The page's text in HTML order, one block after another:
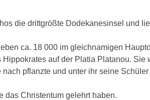
die drittgrößte Dodekanesinsel und
ca. 18 000 im gleichnamigen
auf der Platia Platanou. Sie
pflanzte und unter ihr seine
das Christentum gelehrt haben.